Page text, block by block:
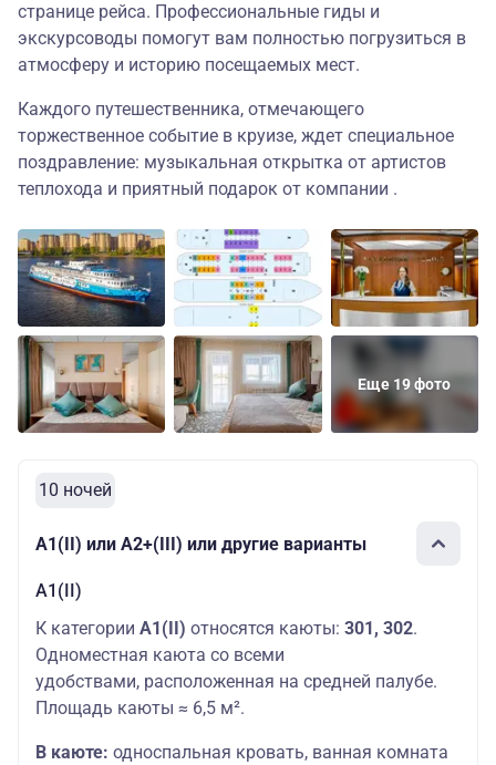
странице рейса. Профессиональные гиды и
экскурсоводы помогут вам полностью погрузиться в
атмосферу и историю посещаемых мест.
Каждого путешественника, отмечающего
торжественное событие в круизе, ждет специальное
поздравление: музыкальная открытка от артистов
теплохода и приятный подарок от компании .
Еще 19 фото
10 ночей
А1(II) или А2+(III) или другие варианты
А1(II)
К категории А1(II) относятся каюты: 301, 302.
Одноместная каюта со всеми
удобствами, расположенная на средней палубе.
Площадь каюты ≈ 6,5 м².
В каюте: односпальная кровать, ванная комната